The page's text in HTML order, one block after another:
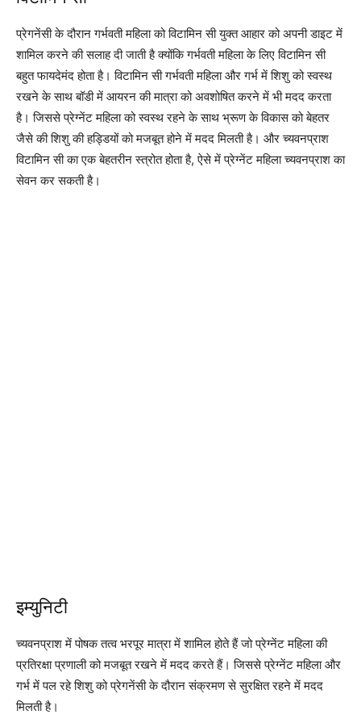
प्रेगनेंसी के दौरान गर्भवती महिला को विटामिन सी युक्त आहार को अपनी डाइट में
शामिल करने की सलाह दी जाती है क्योंकि गर्भवती महिला के लिए विटामिन सी
बहुत फायदेमंद होता है। विटामिन सी गर्भवती महिला और गर्भ में शिशु को स्वस्थ
रखने के साथ बॉडी में आयरन की मात्रा को अवशोषित करने में भी मदद करता
है। जिससे प्रेग्नेंट महिला को स्वस्थ रहने के साथ भ्रूण के विकास को बेहतर
जैसे की शिशु की हड्डियों को मजबूत होने में मदद मिलती है। और च्यवनप्राश
विटामिन सी का एक बेहतरीन स्त्रोत होता है, ऐसे में प्रेग्नेंट महिला च्यवनप्राश का
सेवन कर सकती है।
इम्युनिटी
च्यवनप्राश में पोषक तत्व भरपूर मात्रा में शामिल होते हैं जो प्रेग्नेंट महिला की
प्रतिरक्षा प्रणाली को मजबूत रखने में मदद करते हैं। जिससे प्रेग्नेंट महिला और
गर्भ में पल रहे शिशु को प्रेगनेंसी के दौरान संक्रमण से सुरक्षित रहने में मदद
मिलती है।